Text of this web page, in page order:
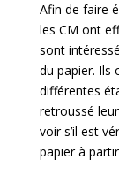
Afin de faire
les CM ont
sont
du papier. Ils
différentes
retroussé
voir s’il est
papier à